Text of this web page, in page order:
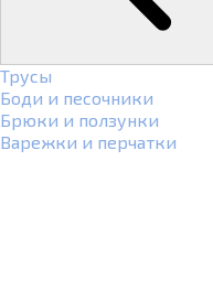
Трусы
Боди и песочники
Брюки и ползунки
Варежки и перчатки